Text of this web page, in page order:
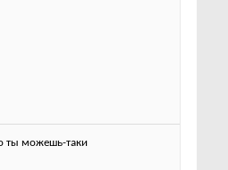
ты можешь-таки